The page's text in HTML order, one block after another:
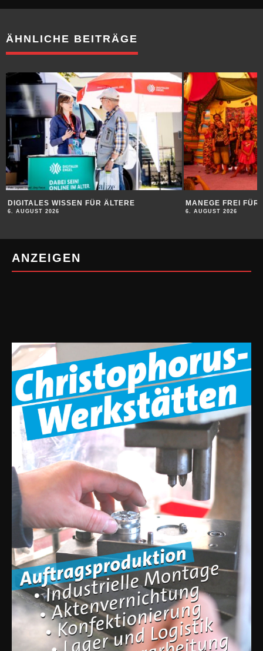
ÄHNLICHE BEITRÄGE
DIGITALES WISSEN FÜR ÄLTERE
6. AUGUST 2026
MANEGE FREI FÜR
6. AUGUST 2026